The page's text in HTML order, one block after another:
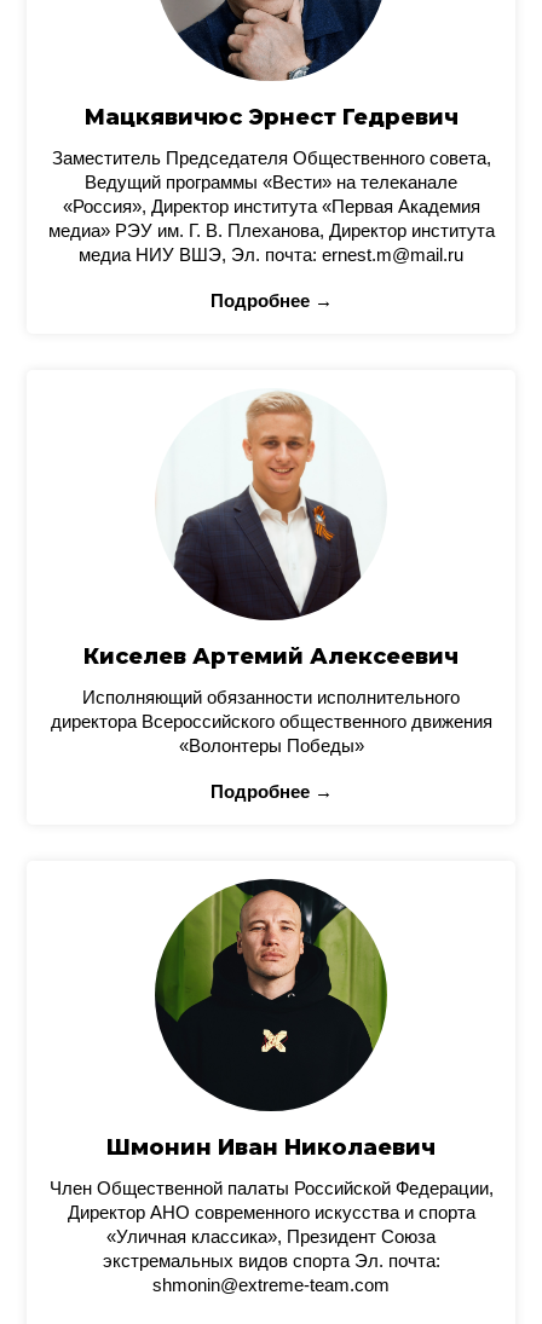
Мацкявичюс Эрнест Гедревич
Заместитель Председателя Общественного совета,
Ведущий программы «Вести» на телеканале
«Россия», Директор института «Первая Академия
медиа» РЭУ им. Г. В. Плеханова, Директор института
медиа НИУ ВШЭ, Эл. почта: ernest.m@mail.ru
Подробнее →
Киселев Артемий Алексеевич
Исполняющий обязанности исполнительного
директора Всероссийского общественного движения
«Волонтеры Победы»
Подробнее →
Шмонин Иван Николаевич
Член Общественной палаты Российской Федерации,
Директор АНО современного искусства и спорта
«Уличная классика», Президент Союза
экстремальных видов спорта Эл. почта:
shmonin@extreme-team.com